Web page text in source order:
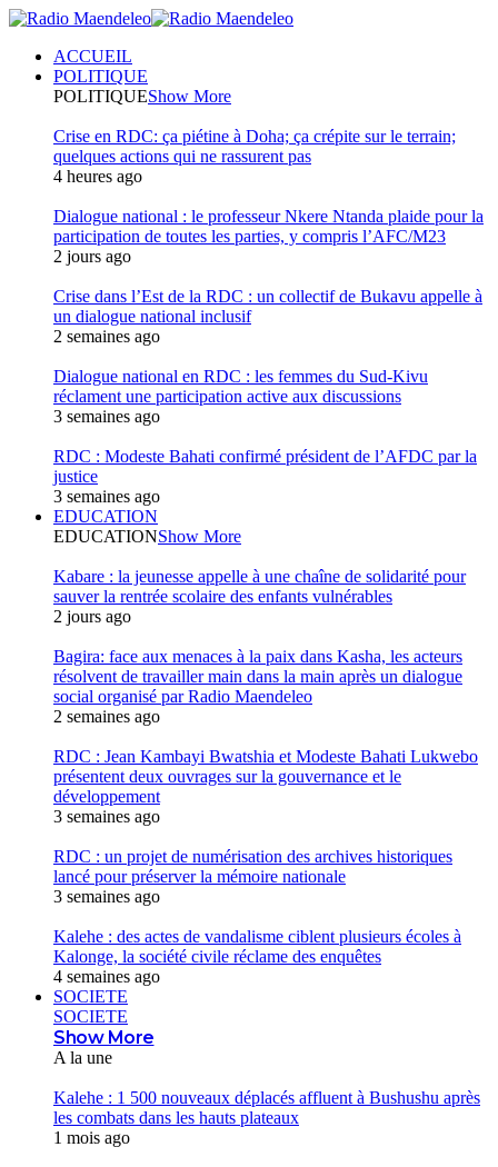
ACCUEIL
POLITIQUE
POLITIQUEShow More
Crise en RDC: ça piétine à Doha; ça crépite sur le terrain;
quelques actions qui ne rassurent pas
4 heures ago
Dialogue national : le professeur Nkere Ntanda plaide pour la
participation de toutes les parties, y compris l’AFC/M23
2 jours ago
Crise dans l’Est de la RDC : un collectif de Bukavu appelle à
un dialogue national inclusif
2 semaines ago
Dialogue national en RDC : les femmes du Sud-Kivu
réclament une participation active aux discussions
3 semaines ago
RDC : Modeste Bahati confirmé président de l’AFDC par la
justice
3 semaines ago
EDUCATION
EDUCATIONShow More
Kabare : la jeunesse appelle à une chaîne de solidarité pour
sauver la rentrée scolaire des enfants vulnérables
2 jours ago
Bagira: face aux menaces à la paix dans Kasha, les acteurs
résolvent de travailler main dans la main après un dialogue
social organisé par Radio Maendeleo
2 semaines ago
RDC : Jean Kambayi Bwatshia et Modeste Bahati Lukwebo
présentent deux ouvrages sur la gouvernance et le
développement
3 semaines ago
RDC : un projet de numérisation des archives historiques
lancé pour préserver la mémoire nationale
3 semaines ago
Kalehe : des actes de vandalisme ciblent plusieurs écoles à
Kalonge, la société civile réclame des enquêtes
4 semaines ago
SOCIETE
SOCIETE
Show More
A la une
Kalehe : 1 500 nouveaux déplacés affluent à Bushushu après
les combats dans les hauts plateaux
1 mois ago